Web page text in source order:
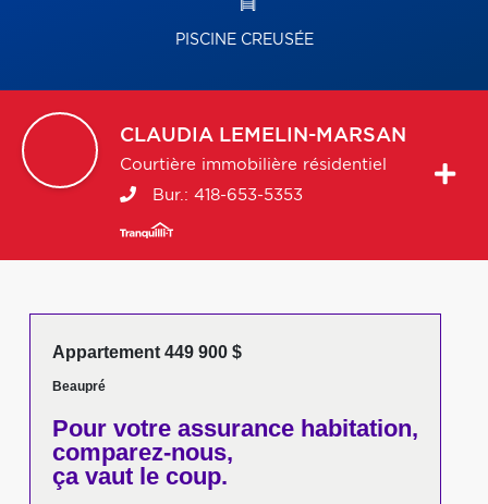
PISCINE CREUSÉE
CLAUDIA LEMELIN-MARSAN
Courtière immobilière résidentiel
Bur.: 418-653-5353
Appartement 449 900 $
Beaupré
Pour votreassurance habitation,
comparez-nous,
ça vaut le coup.